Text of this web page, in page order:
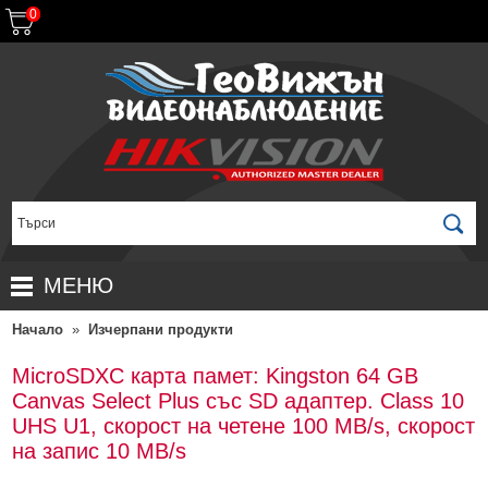
0
МЕНЮ
НАЧАЛО
ПРОДУКТИ
ПРОМОЦИИ
НОВИ ПРОДУКТИ
ЗА ДИСТРИБУТОРИ
ГАРАНЦИОННИ УСЛОВИЯ
Начало » Изчерпани продукти
MicroSDXC карта памет: Kingston 64 GB
Canvas Select Plus със SD адаптер. Class 10
UHS U1, скорост на четене 100 MB/s, скорост
на запис 10 MB/s